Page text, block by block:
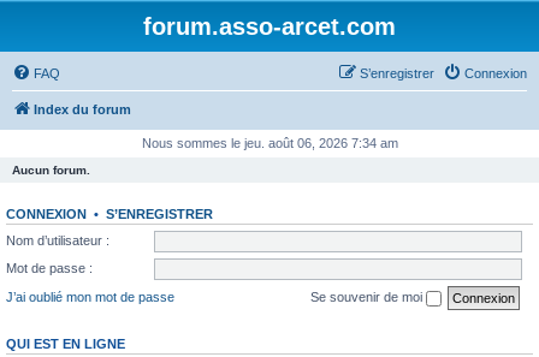
forum.asso-arcet.com
FAQ Connexion
S’enregistrer
Index du forum
Nous sommes le jeu. août 06, 2026 7:34 am
Aucun forum.
CONNEXION • S’ENREGISTRER
Nom d’utilisateur :
Mot de passe :
J’ai oublié mon mot de passe
Se souvenir de moi
QUI EST EN LIGNE